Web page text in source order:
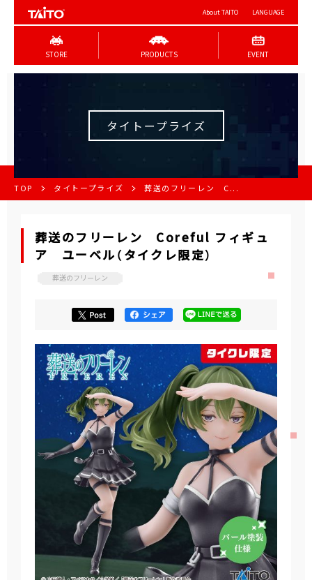
About TAITO LANGUAGE
STORE PRODUCTS EVENT
タイトープライズ
TOP タイトープライズ 葬送のフリーレン C...
葬送のフリーレン Coreful フィギュ
ア ユーベル（タイクレ限定）
葬送のフリーレン